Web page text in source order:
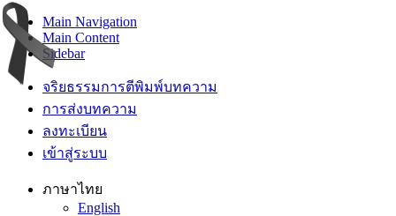
Main Navigation
Main Content
Sidebar
จริยธรรมการตีพิมพ์บทความ
การส่งบทความ
ลงทะเบียน
เข้าสู่ระบบ
ภาษาไทย
English